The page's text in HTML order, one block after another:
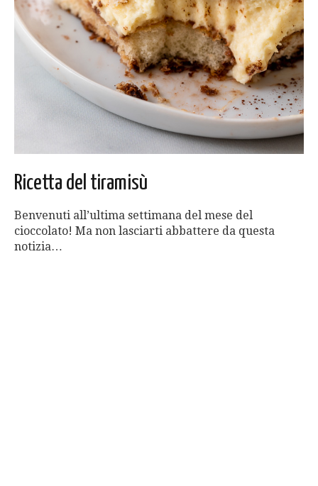
Ricetta del tiramisù
Benvenuti all’ultima settimana del mese del
cioccolato! Ma non lasciarti abbattere da questa
notizia…